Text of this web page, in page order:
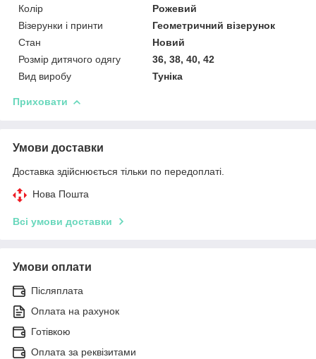
Колір
Рожевий
Візерунки і принти
Геометричний візерунок
Стан
Новий
Розмір дитячого одягу
36, 38, 40, 42
Вид виробу
Туніка
Приховати
Умови доставки
Доставка здійснюється тільки по передоплаті.
Нова Пошта
Всі умови доставки
Умови оплати
Післяплата
Оплата на рахунок
Готівкою
Оплата за реквізитами